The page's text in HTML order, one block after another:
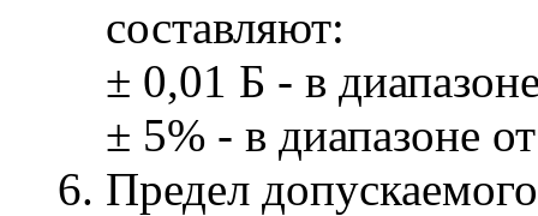
составляют:
± 0,01 Б - в
± 5% - в диапазоне
Предел